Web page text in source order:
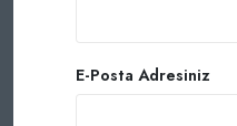
E-Posta Adresiniz